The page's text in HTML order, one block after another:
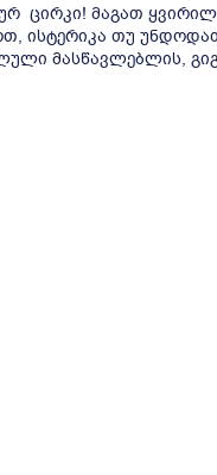
ცირკი! მაგათ
ისტერიკა თუ
მასწავლებლის,